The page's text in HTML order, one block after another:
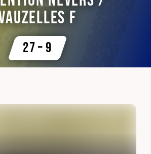
F
27 – 9